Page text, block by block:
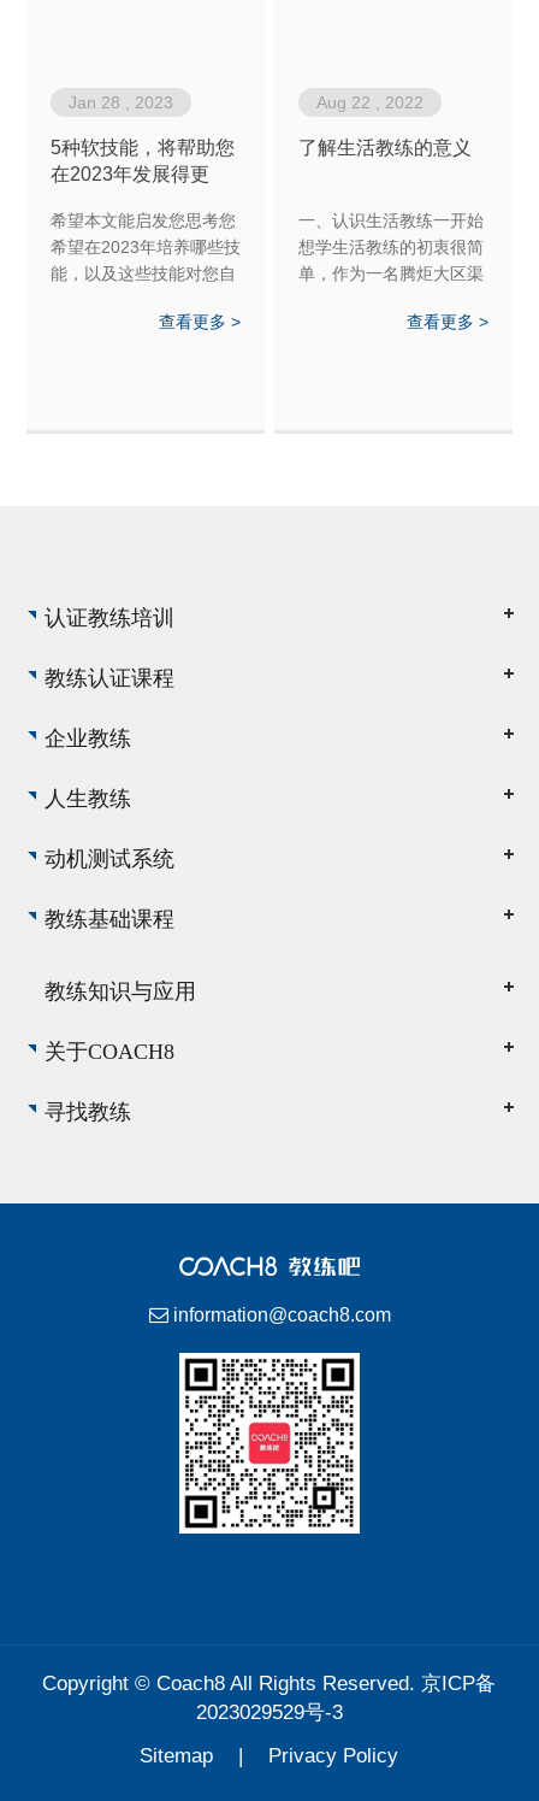
Jan 28 , 2023
5种软技能，将帮助您
在2023年发展得更
希望本文能启发您思考您
希望在2023年培养哪些技
能，以及这些技能对您自
与您的同事和朋友分享您
查看更多 >
Aug 22 , 2022
了解生活教练的意义
一、认识生活教练一开始
想学生活教练的初衷很简
单，作为一名腾炬大区渠
经销商们在事业和生活上
查看更多 >
认证教练培训
教练认证课程
企业教练
人生教练
动机测试系统
教练基础课程
教练知识与应用
关于COACH8
寻找教练
information@coach8.com
Copyright ©Coach8All Rights Reserved.京ICP备
2023029529号-3
Sitemap
Privacy Policy